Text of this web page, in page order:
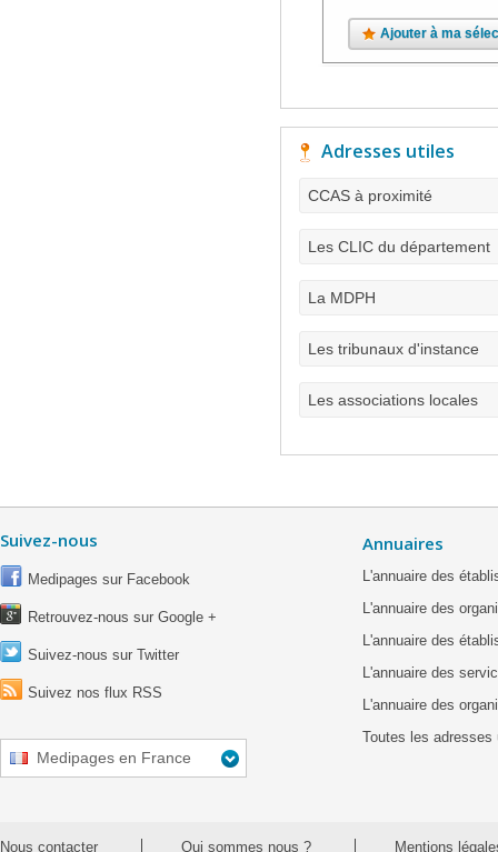
Ajouter à ma
Adresses utiles
CCAS à proximité
Les CLIC du département
La MDPH
Les tribunaux d'instance
Les associations locales
Suivez-nous
Medipages sur Facebook
Retrouvez-nous sur Google +
Suivez-nous sur Twitter
Suivez nos flux RSS
Medipages en France
Annuaires
L'annuaire des
L'annuaire des
L'annuaire des
L'annuaire des
L'annuaire des
Toutes les adresses
Nous contacter Qui sommes nous ? Mentions